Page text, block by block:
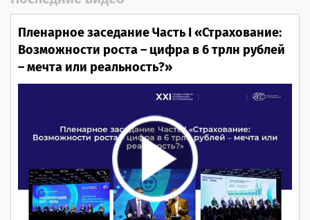
Пленарное заседание Часть I «Страхование:
Возможности роста – цифра в 6 трлн рублей
– мечта или реальность?»